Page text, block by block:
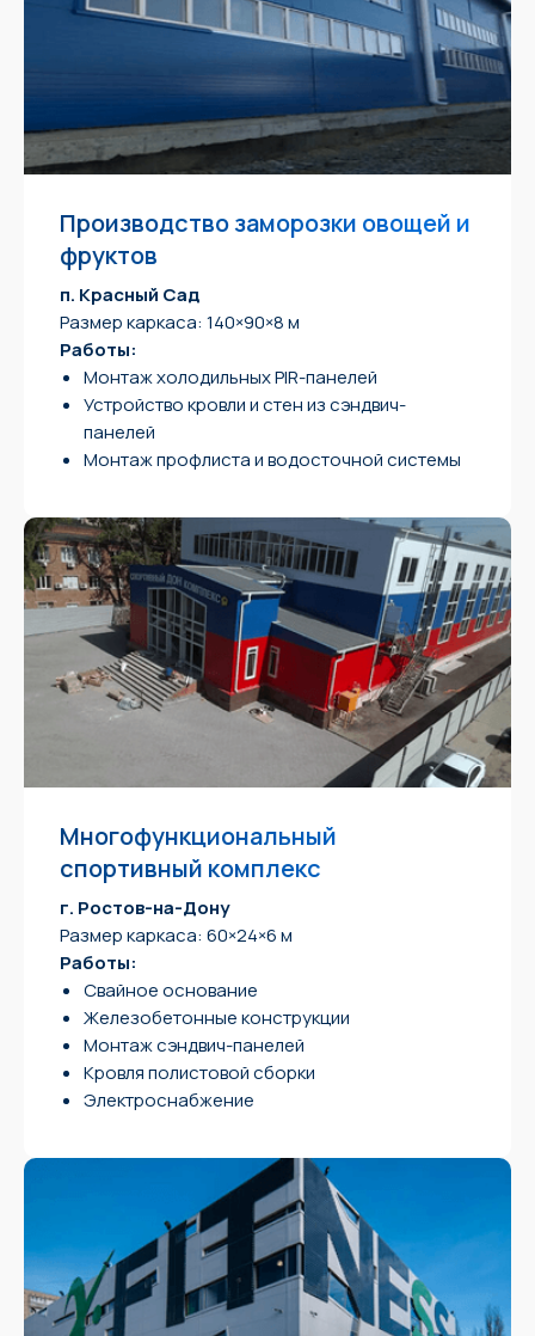
Производство заморозки овощей и
фруктов
п. Красный Сад
Размер каркаса: 140×90×8 м
Работы:
Монтаж холодильных PIR-панелей
Устройство кровли и стен из сэндвич-
панелей
Монтаж профлиста и водосточной системы
Многофункциональный
спортивный комплекс
г. Ростов-на-Дону
Размер каркаса: 60×24×6 м
Работы:
Свайное основание
Железобетонные конструкции
Монтаж сэндвич-панелей
Кровля полистовой сборки
Электроснабжение
office_logistikstroy@mail.ru
г. Ростов-на-Дону,
пер. Элеваторный, 10
пн-пт 8:30-17:30
Режим работы
Главная
Меню
контакты